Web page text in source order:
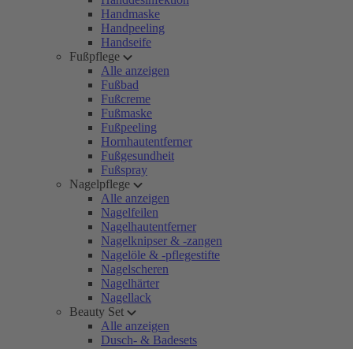
Handmaske
Handpeeling
Handseife
Fußpflege
Alle anzeigen
Fußbad
Fußcreme
Fußmaske
Fußpeeling
Hornhautentferner
Fußgesundheit
Fußspray
Nagelpflege
Alle anzeigen
Nagelfeilen
Nagelhautentferner
Nagelknipser & -zangen
Nagelöle & -pflegestifte
Nagelscheren
Nagelhärter
Nagellack
Beauty Set
Alle anzeigen
Dusch- & Badesets